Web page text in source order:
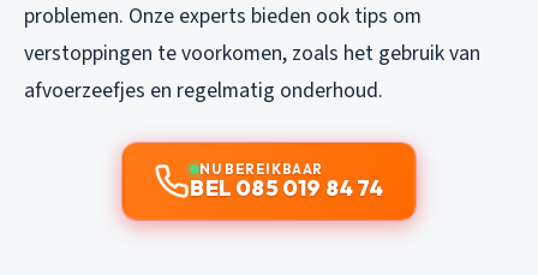
problemen. Onze experts bieden ook tips om
verstoppingen te voorkomen, zoals het gebruik van
afvoerzeefjes en regelmatig onderhoud.
NU BEREIKBAAR
BEL 085 019 84 74